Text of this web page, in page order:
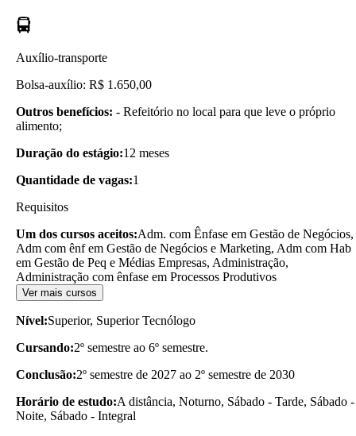
Auxílio-transporte
Bolsa-auxílio: R$ 1.650,00
Outros benefícios: - Refeitório no local para que leve o próprio
alimento;
Duração do estágio:12 meses
Quantidade de vagas:1
Requisitos
Um dos cursos aceitos:Adm. com Ênfase em Gestão de Negócios,
Adm com ênf em Gestão de Negócios e Marketing, Adm com Hab
em Gestão de Peq e Médias Empresas, Administração,
Administração com ênfase em Processos Produtivos
Ver mais cursos
Nível:Superior, Superior Tecnólogo
Cursando:2º semestre ao 6º semestre.
Conclusão:2º semestre de 2027 ao 2º semestre de 2030
Horário de estudo:A distância, Noturno, Sábado - Tarde, Sábado -
Noite, Sábado - Integral